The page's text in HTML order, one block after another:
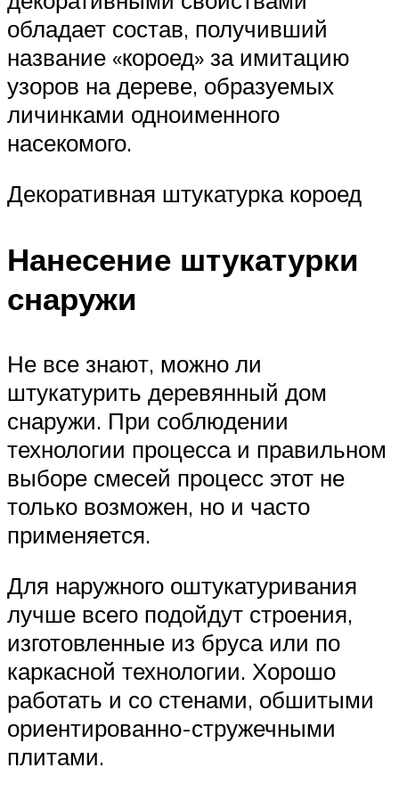
обладает состав, получивший
название «короед» за имитацию
узоров на дереве, образуемых
личинками одноименного
насекомого.
Декоративная штукатурка короед
Нанесение штукатурки
снаружи
Не все знают, можно ли
штукатурить деревянный дом
снаружи. При соблюдении
технологии процесса и правильном
выборе смесей процесс этот не
только возможен, но и часто
применяется.
Для наружного оштукатуривания
лучше всего подойдут строения,
изготовленные из бруса или по
каркасной технологии. Хорошо
работать и со стенами, обшитыми
ориентированно-стружечными
плитами.